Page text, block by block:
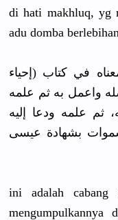
di hati makhluq, yg
adu domba
في كتاب (إحياء
واعمل به ثم علمه
ثم علمه ودعا إليه
بشهادة عيسى
ini adalah cabang